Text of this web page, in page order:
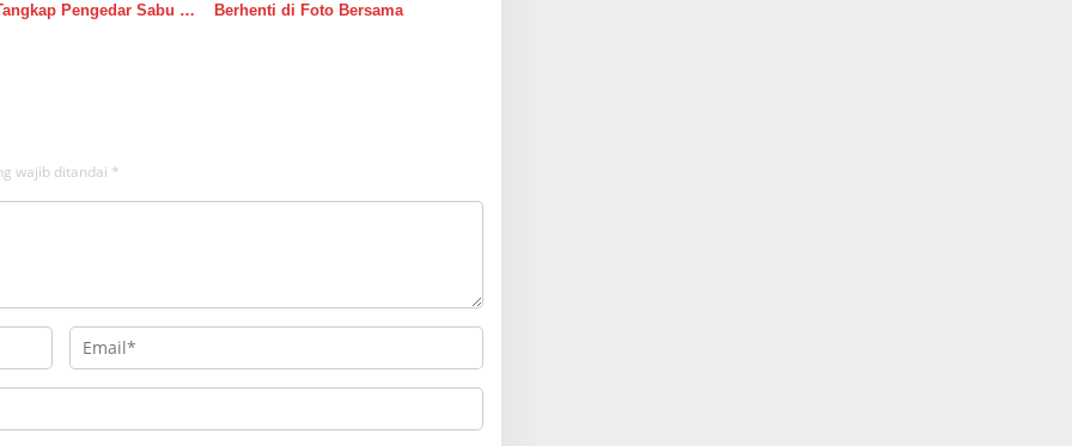
Pengedar Sabu di
Berhenti di Foto Bersama
wajib ditandai *